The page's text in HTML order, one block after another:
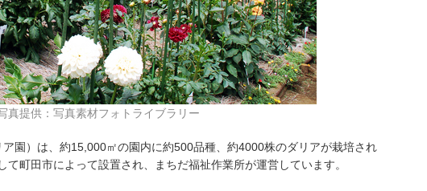
真提供：写真素材フォトライブラリー
園）は、約15,000㎡の園内に約500品種、約4000株のダリアが栽培され
町田市によって設置され、まちだ福祉作業所が運営しています。